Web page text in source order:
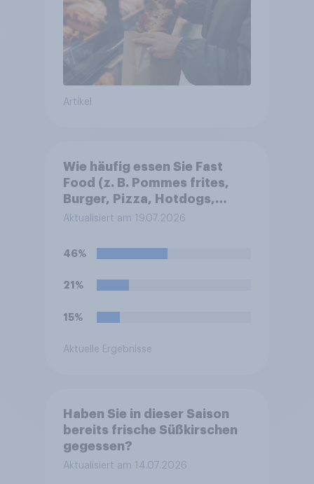
Artikel
Wie häufig essen Sie Fast
Food (z. B. Pommes frites,
Burger, Pizza, Hotdogs,
Chicken Nuggets oder
Aktualisiert am 19.07.2026
46%
21%
15%
Aktuelle Ergebnisse
Haben Sie in dieser Saison
bereits frische Süßkirschen
gegessen?
Aktualisiert am 14.07.2026